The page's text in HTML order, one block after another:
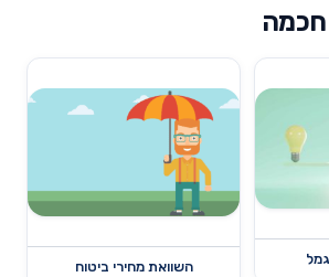
חכמה
השוואת מחירי ביטוח